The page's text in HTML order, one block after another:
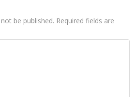
be published. Required fields are